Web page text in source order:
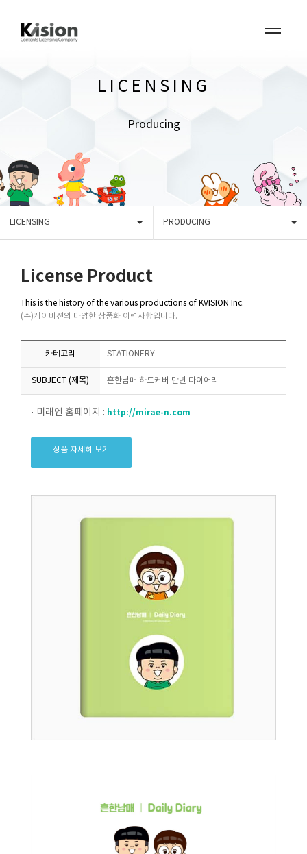
LICENSING
Producing
LICENSING PRODUCING
License Product
This is the history of the various productions of KVISION Inc.
(주)케이비젼의 다양한 상품화 이력사항입니다.
카테고리 STATIONERY
SUBJECT (제목) 흔한남매 하드커버 만년 다이어리
· 미래엔 홈페이지 : http://mirae-n.com
상품 자세히 보기